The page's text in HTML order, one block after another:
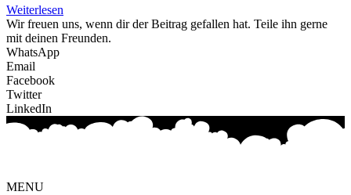
Weiterlesen
Wir freuen uns, wenn dir der Beitrag gefallen hat. Teile ihn gerne
mit deinen Freunden.
WhatsApp
Email
Facebook
Twitter
LinkedIn
MENU